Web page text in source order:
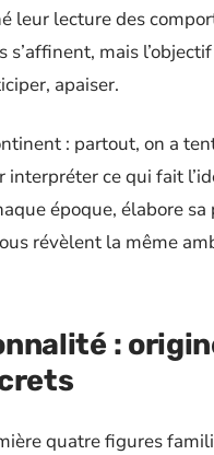
leur lecture des
mais
apaiser.
: partout, on a
ce qui fait
époque, élabore
révèlent la même
:
quatre figures